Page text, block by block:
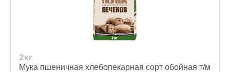
2кг
Мука пшеничная хлебопекарная сорт обойная т/м